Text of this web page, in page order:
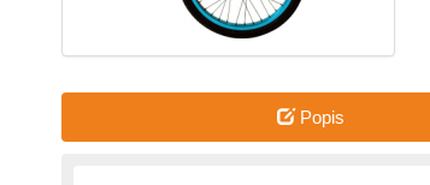
Popis